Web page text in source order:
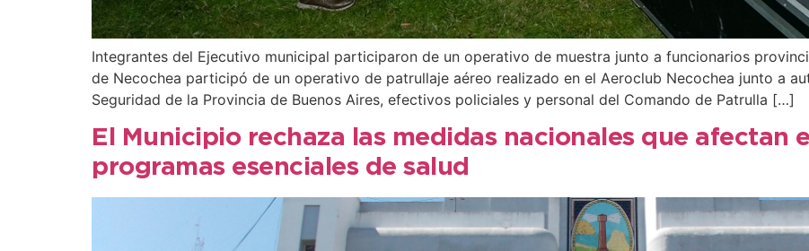
Integrantes del Ejecutivo municipal participaron de un operativo de muestra junto a funcionarios
de Necochea participó de un operativo de patrullaje aéreo realizado en el Aeroclub Necochea junto a
Seguridad de la Provincia de Buenos Aires, efectivos policiales y personal del Comando de Patrulla […]
El Municipio rechaza las medidas nacionales que afectan
programas esenciales de salud